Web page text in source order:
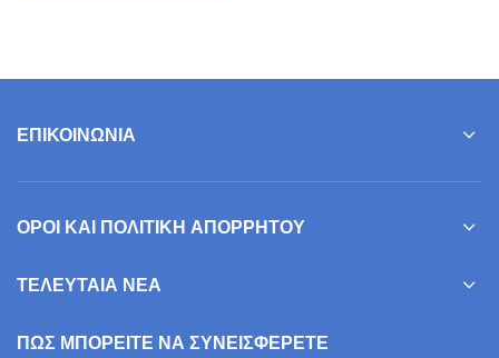
ΕΠΙΚΟΙΝΩΝΊΑ
ΌΡΟΙ ΚΑΙ ΠΟΛΙΤΙΚΉ ΑΠΟΡΡΉΤΟΥ
ΤΕΛΕΥΤΑΊΑ ΝΈΑ
ΠΩΣ ΜΠΟΡΕΊΤΕ ΝΑ ΣΥΝΕΙΣΦΕΡΕΤΕ